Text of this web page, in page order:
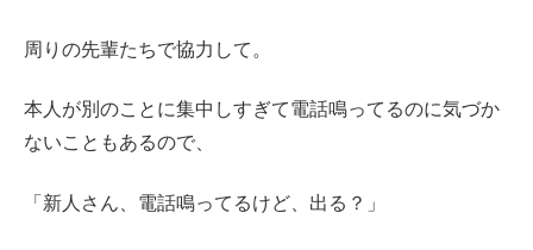
周りの先輩たちで協力して。
本人が別のことに集中しすぎて電話鳴ってるのに気づか
ないこともあるので、
「新人さん、電話鳴ってるけど、出る？」